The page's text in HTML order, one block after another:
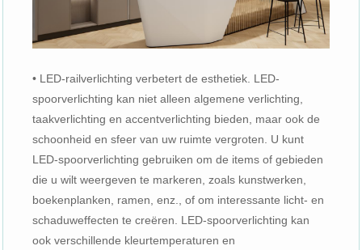
• LED-railverlichting verbetert de esthetiek. LED-
spoorverlichting kan niet alleen algemene verlichting,
taakverlichting en accentverlichting bieden, maar ook de
schoonheid en sfeer van uw ruimte vergroten. U kunt
LED-spoorverlichting gebruiken om de items of gebieden
die u wilt weergeven te markeren, zoals kunstwerken,
boekenplanken, ramen, enz., of om interessante licht- en
schaduweffecten te creëren. LED-spoorverlichting kan
ook verschillende kleurtemperaturen en